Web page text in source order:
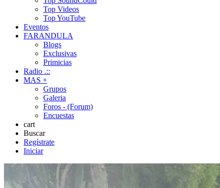
Top Videos
Top YouTube
Eventos
FARANDULA
Blogs
Exclusivas
Primicias
Radio .::
MAS +
Grupos
Galeria
Foros - (Forum)
Encuestas
cart
Buscar
Regístrate
Iniciar